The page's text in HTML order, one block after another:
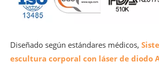
Diseñado según estándares médicos,
escultura corporal con láser de diodo